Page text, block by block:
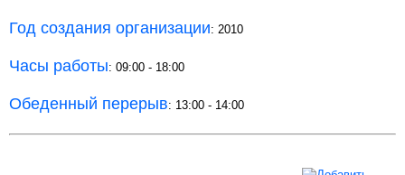
Год создания организации: 2010
Часы работы: 09:00 - 18:00
Обеденный перерыв: 13:00 - 14:00